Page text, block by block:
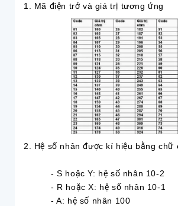
1. Mã điện trở và giá trị tương ứng
2. Hệ số nhân được kí hiệu bằng chữ
- S hoặc Y: hệ số nhân 10-2
- R hoặc X: hệ số nhân 10-1
- A: hệ số nhân 100